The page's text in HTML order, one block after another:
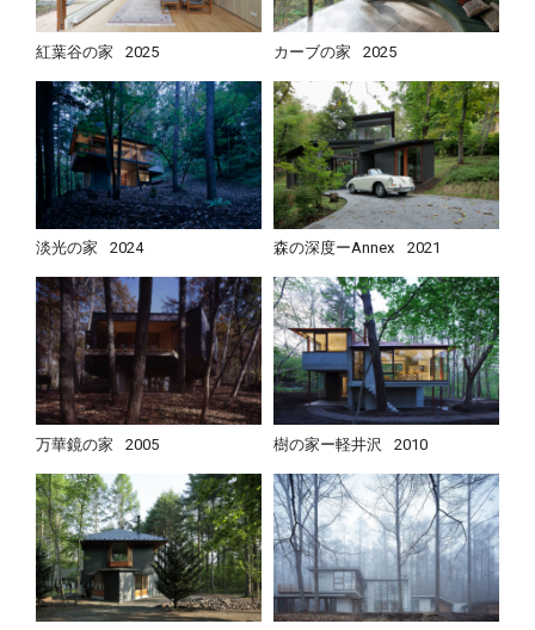
紅葉谷の家 2025 カーブの家 2025
淡光の家 2024 森の深度ーAnnex 2021
万華鏡の家 2005 樹の家ー軽井沢 2010